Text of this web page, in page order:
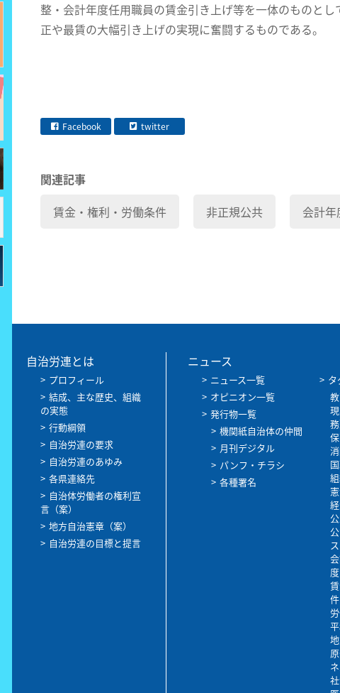
整・会計年度任用職員の賃金引き上げ等を一体のものと
正や最賃の大幅引き上げの実現に奮闘するものである。
Facebook twitter
関連記事
賃金・権利・労働条件
非正規公共 会計
自治労連とは
プロフィール
結成、主な歴史、組織
の実態
行動綱領
自治労連の要求
自治労連のあゆみ
各県連絡先
自治体労働者の権利宣
言（案）
地方自治憲章（案）
自治労連の目標と提言
ニュース
ニュース一覧
オピニオン一覧
発行物一覧
機関紙自治体の仲間
月刊デジタル
パンフ・チラシ
各種署名
タ
務
度
件